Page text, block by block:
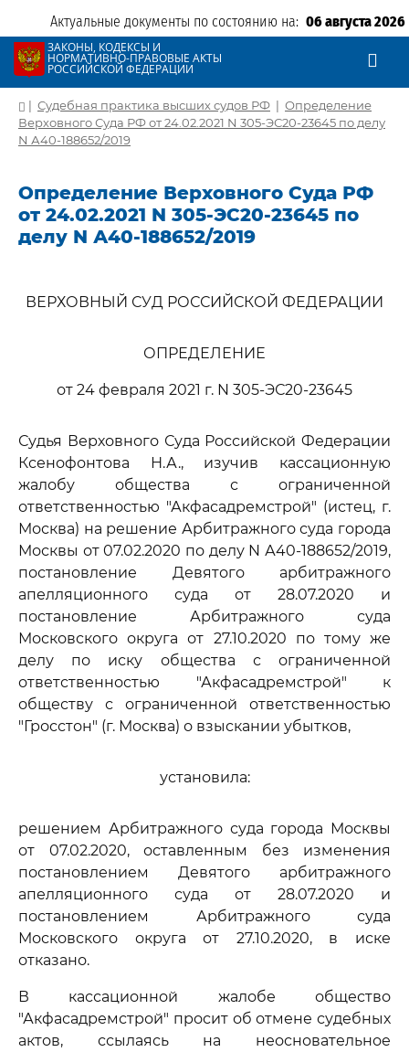
Актуальные документы по состоянию на: 06 августа 2026
ЗАКОНЫ, КОДЕКСЫ И
НОРМАТИВНО-ПРАВОВЫЕ АКТЫ
РОССИЙСКОЙ ФЕДЕРАЦИИ
| Судебная практика высших судов РФ | Определение
Верховного Суда РФ от 24.02.2021 N 305-ЭС20-23645 по делу
N А40-188652/2019
Определение Верховного Суда РФ
от 24.02.2021 N 305-ЭС20-23645 по
делу N А40-188652/2019
ВЕРХОВНЫЙ СУД РОССИЙСКОЙ ФЕДЕРАЦИИ
ОПРЕДЕЛЕНИЕ
от 24 февраля 2021 г. N 305-ЭС20-23645
Судья Верховного Суда Российской Федерации
Ксенофонтова Н.А., изучив кассационную
жалобу общества с ограниченной
ответственностью "Акфасадремстрой" (истец, г.
Москва) на решение Арбитражного суда города
Москвы от 07.02.2020 по делу N А40-188652/2019,
постановление Девятого арбитражного
апелляционного суда от 28.07.2020 и
постановление Арбитражного суда
Московского округа от 27.10.2020 по тому же
делу по иску общества с ограниченной
ответственностью "Акфасадремстрой" к
обществу с ограниченной ответственностью
"Гросстон" (г. Москва) о взыскании убытков,
установила:
решением Арбитражного суда города Москвы
от 07.02.2020, оставленным без изменения
постановлением Девятого арбитражного
апелляционного суда от 28.07.2020 и
постановлением Арбитражного суда
Московского округа от 27.10.2020, в иске
отказано.
В кассационной жалобе общество
"Акфасадремстрой" просит об отмене судебных
актов, ссылаясь на неосновательное